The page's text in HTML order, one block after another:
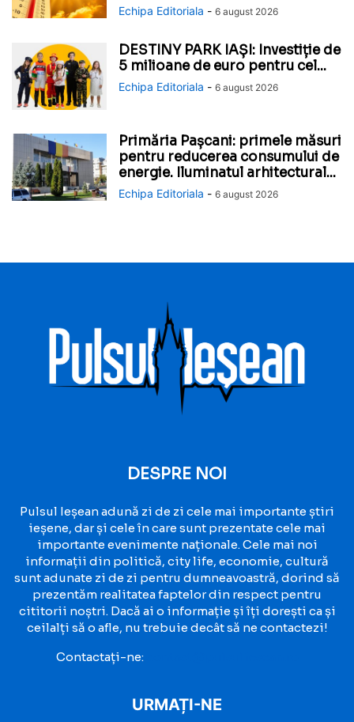
Echipa Editoriala - 6 august 2026
DESTINY PARK IAȘI: Investiție de
5 milioane de euro pentru cel...
Echipa Editoriala - 6 august 2026
Primăria Pașcani: primele măsuri
pentru reducerea consumului de
energie. Iluminatul arhitectural...
Echipa Editoriala - 6 august 2026
DESPRE NOI
Pulsul Ieșean adună zi de zi cele mai importante știri
ieșene, dar și cele în care sunt prezentate cele mai
importante evenimente naționale. Cele mai noi
informații din politică, city life, economie, cultură
sunt adunate zi de zi pentru dumneavoastră, dorind să
prezentăm realitatea faptelor din respect pentru
cititorii noștri. Dacă ai o informație și îți dorești ca și
ceilalți să o afle, nu trebuie decât să ne contactezi!
Contactați-ne:
URMAȚI-NE